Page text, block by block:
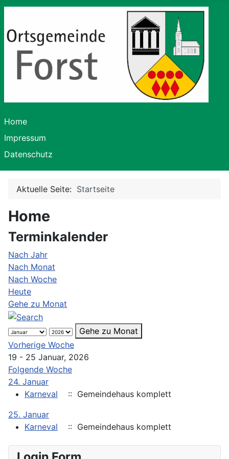
Home
Impressum
Datenschutz
Aktuelle Seite: Startseite
Home
Terminkalender
Nach Jahr
Nach Monat
Nach Woche
Heute
Gehe zu Monat
Gehe zu Monat
Vorherige Woche
19 - 25 Januar, 2026
Folgende Woche
24. Januar
Karneval
:: Gemeindehaus komplett
25. Januar
Karneval
:: Gemeindehaus komplett